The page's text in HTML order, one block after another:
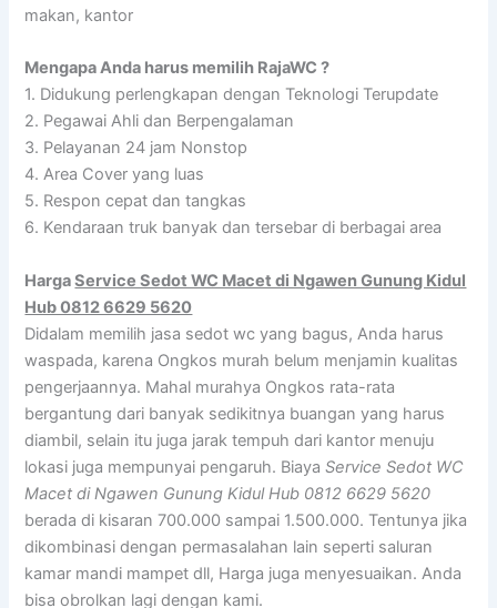
makan, kantor
Mengapa Anda harus memilih RajaWC ?
1. Didukung perlengkapan dengan Teknologi Terupdate
2. Pegawai Ahli dan Berpengalaman
3. Pelayanan 24 jam Nonstop
4. Area Cover yang luas
5. Respon cepat dan tangkas
6. Kendaraan truk banyak dan tersebar di berbagai area
HargaService Sedot WC Macet di Ngawen Gunung Kidul
Hub 0812 6629 5620
Didalam memilih jasa sedot wc yang bagus, Anda harus
waspada, karena Ongkos murah belum menjamin kualitas
pengerjaannya. Mahal murahya Ongkos rata-rata
bergantung dari banyak sedikitnya buangan yang harus
diambil, selain itu juga jarak tempuh dari kantor menuju
lokasi juga mempunyai pengaruh. BiayaService Sedot WC
Macet di Ngawen Gunung Kidul Hub 0812 6629 5620
berada di kisaran 700.000 sampai 1.500.000. Tentunya jika
dikombinasi dengan permasalahan lain seperti saluran
kamar mandi mampet dll, Harga juga menyesuaikan. Anda
bisa obrolkan lagi dengan kami.